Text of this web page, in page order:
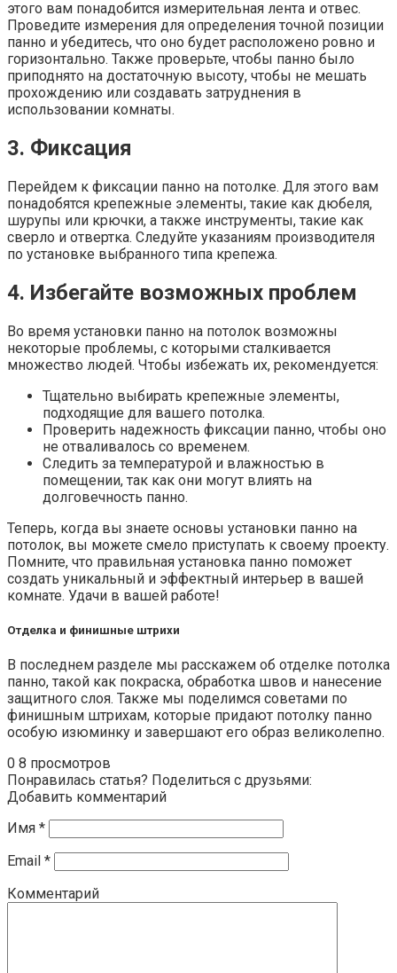
этого вам понадобится измерительная лента и отвес.
Проведите измерения для определения точной позиции
панно и убедитесь, что оно будет расположено ровно и
горизонтально. Также проверьте, чтобы панно было
приподнято на достаточную высоту, чтобы не мешать
прохождению или создавать затруднения в
использовании комнаты.
3. Фиксация
Перейдем к фиксации панно на потолке. Для этого вам
понадобятся крепежные элементы, такие как дюбеля,
шурупы или крючки, а также инструменты, такие как
сверло и отвертка. Следуйте указаниям производителя
по установке выбранного типа крепежа.
4. Избегайте возможных проблем
Во время установки панно на потолок возможны
некоторые проблемы, с которыми сталкивается
множество людей. Чтобы избежать их, рекомендуется:
Тщательно выбирать крепежные элементы,
подходящие для вашего потолка.
Проверить надежность фиксации панно, чтобы оно
не отваливалось со временем.
Следить за температурой и влажностью в
помещении, так как они могут влиять на
долговечность панно.
Теперь, когда вы знаете основы установки панно на
потолок, вы можете смело приступать к своему проекту.
Помните, что правильная установка панно поможет
создать уникальный и эффектный интерьер в вашей
комнате. Удачи в вашей работе!
Отделка и финишные штрихи
В последнем разделе мы расскажем об отделке потолка
панно, такой как покраска, обработка швов и нанесение
защитного слоя. Также мы поделимся советами по
финишным штрихам, которые придают потолку панно
особую изюминку и завершают его образ великолепно.
0 8 просмотров
Понравилась статья? Поделиться с друзьями:
Добавить комментарий
Имя *
Email *
Комментарий